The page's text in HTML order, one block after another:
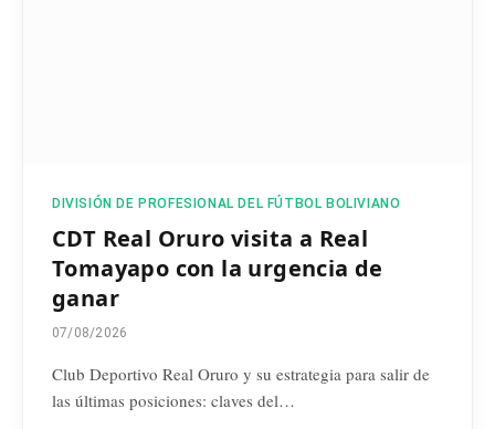
DIVISIÓN DE PROFESIONAL DEL FÚTBOL BOLIVIANO
CDT Real Oruro visita a Real
Tomayapo con la urgencia de
ganar
07/08/2026
Club Deportivo Real Oruro y su estrategia para salir de
las últimas posiciones: claves del…